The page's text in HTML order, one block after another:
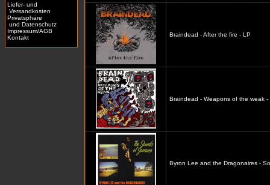
Liefer- und
Versandkosten
Privatsphäre
und Datenschutz
Impressum/AGB
Kontakt
Braindead - After the fire - LP
Braindead - Weapons of the weak -
Byron Lee and the Dragonaires -